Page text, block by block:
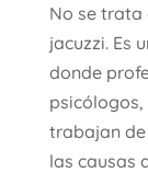
No se trata
jacuzzi. Es
donde
trabajan
las causas